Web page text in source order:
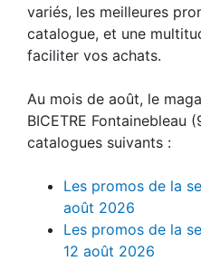
variés, les meilleures
catalogue, et une
faciliter vos achats.
Au mois de août, le
BICETRE Fontainebleau
catalogues suivants :
Les promos de la
août 2026
Les promos de la
12 août 2026